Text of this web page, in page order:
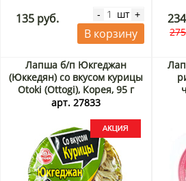
135 руб. - шт +
В корзину
Лапша б/п Юкгеджан
(Юккедян) со вкусом курицы
Otoki (Ottogi), Корея, 95 г
Акция
арт. 27833